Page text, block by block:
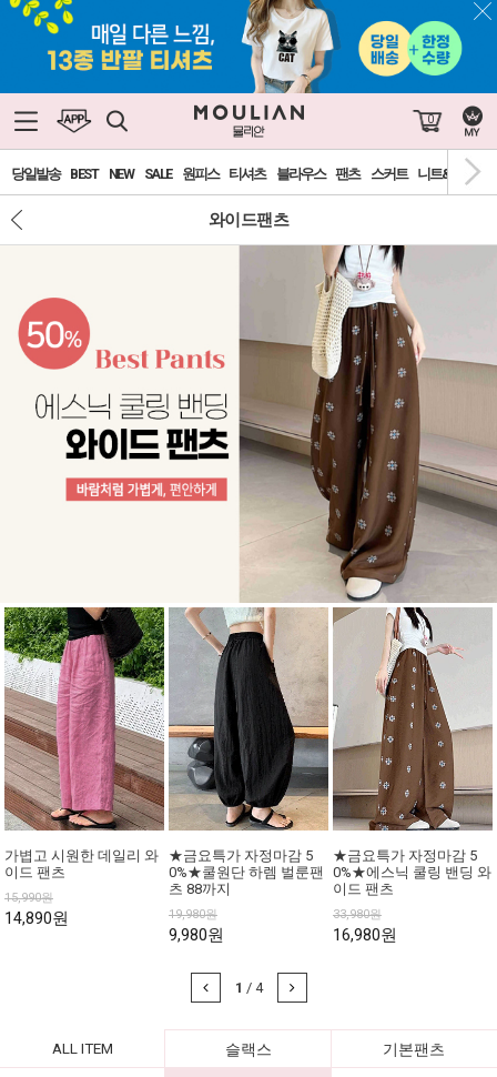
0
당일발송 BEST NEW SALE 원피스 티셔츠 블라우스 팬츠 스커트 니트&가디건
와이드팬츠
가볍고 시원한 데일리 와
이드 팬츠
15,990원
14,890원
★금요특가 자정마감 5
0%★쿨원단 하렘 벌룬팬
츠 88까지
19,980원
9,980원
★금요특가 자정마감 5
0%★에스닉 쿨링 밴딩 와
이드 팬츠
33,980원
16,980원
1 / 4
ALL ITEM 슬랙스 기본팬츠